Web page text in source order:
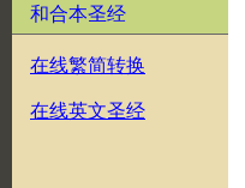
和合本圣经
在线繁简转换
在线英文圣经